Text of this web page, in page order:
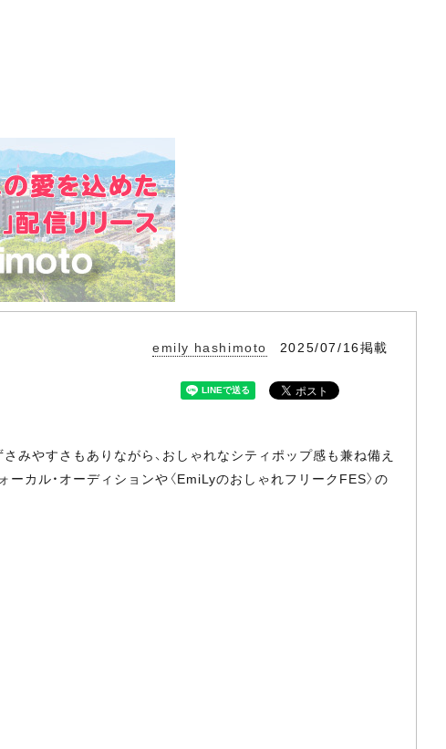
emily hashimoto 2025/07/16掲載
みやすさもありながら、おしゃれなシティポップ感も兼ね備え
ーカル・オーディションや〈EmiLyのおしゃれフリークFES〉の